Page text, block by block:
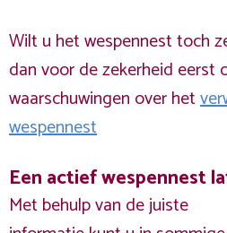
Wilt u het wespennest toch
dan voor de zekerheid eerst
waarschuwingen over het
wespennest
Een actief wespennest
Met behulp van de juiste